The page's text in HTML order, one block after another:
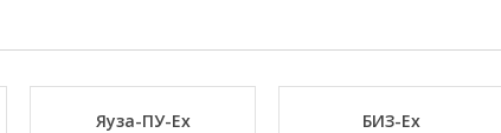
Яуза-ПУ-Ех
БИЗ-Ех